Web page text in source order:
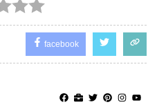
facebook